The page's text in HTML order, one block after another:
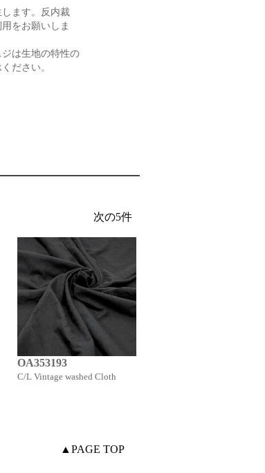
ます。反内裁
をお願いしま
は生地の特性の
ださい。
OA353193
C/L Vintage washed Cloth
▲PAGE TOP